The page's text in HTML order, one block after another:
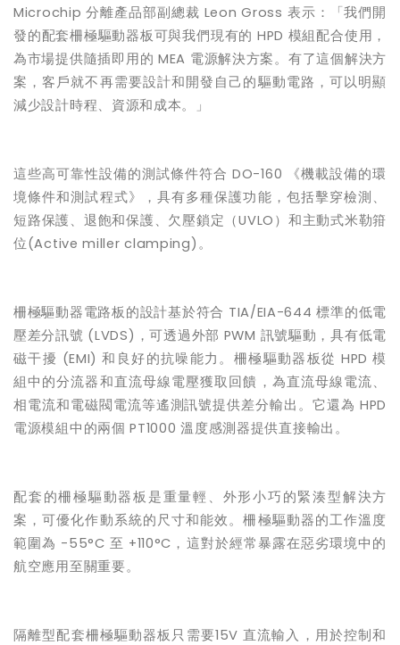
Microchip分離產品部副總裁 Leon Gross 表示：「我們開
發的配套柵極驅動器板可與我們現有的 HPD 模組配合使用，
為市場提供隨插即用的 MEA 電源解決方案。有了這個解決方
案，客戶就不再需要設計和開發自己的驅動電路，可以明顯
減少設計時程、資源和成本。」
這些高可靠性設備的測試條件符合 DO-160
《機載設備的環
境條件和測試程式》，具有多種保護功能，包括擊穿檢測、
短路保護、退飽和保護、欠壓鎖定（UVLO ）和主動式米勒箝
位(Active miller clamping) 。
柵極驅動器電路板的設計基於符合 TIA/EIA-644標準的低電
壓差分訊號 (LVDS) ，可透過外部 PWM 訊號驅動，具有低電
磁干擾 (EMI)和良好的抗噪能力。柵極驅動器板從 HPD模
組中的分流器和直流母線電壓獲取回饋，為直流母線電流、
相電流和電磁閥電流等遙測訊號提供差分輸出。它還為 HPD
電源模組中的兩個 PT1000溫度感測器提供直接輸出。
配套的柵極驅動器板是重量輕、外形小巧的緊湊型解決方
案，可優化作動系統的尺寸和能效。柵極驅動器的工作溫度
範圍為 -55°C 至 +110°C ，這對於經常暴露在惡劣環境中的
航空應用至關重要。
隔離型配套柵極驅動器板只需要15V直流輸入，用於控制和